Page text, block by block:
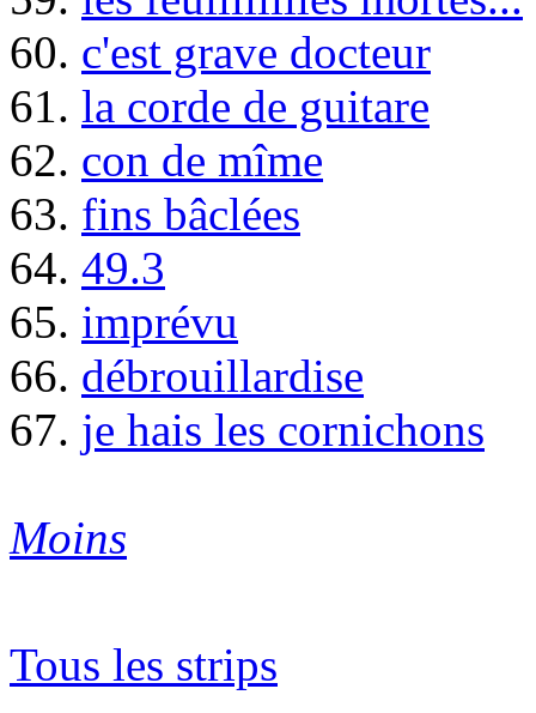
60. c'est grave docteur
61. la corde de guitare
62. con de mîme
63. fins bâclées
64. 49.3
65. imprévu
66. débrouillardise
67. je hais les cornichons
Moins
Tous les strips